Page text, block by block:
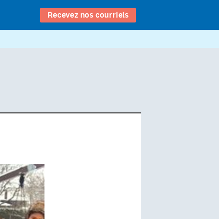
Recevez nos courriels